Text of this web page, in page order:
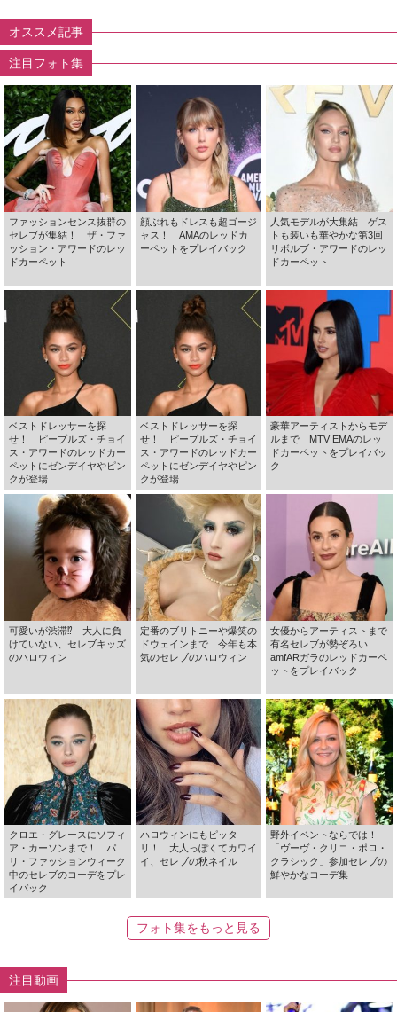
オススメ記事
注目フォト集
ファッションセンス抜群の
セレブが集結！ ザ・ファ
ッション・アワードのレッ
ドカーペット
顔ぶれもドレスも超ゴージ
ャス！ AMAのレッドカ
ーペットをプレイバック
人気モデルが大集結 ゲス
トも装いも華やかな第3回
リボルブ・アワードのレッ
ドカーペット
ベストドレッサーを探
せ！ ピープルズ・チョイ
ス・アワードのレッドカー
ペットにゼンデイヤやピン
クが登場
ベストドレッサーを探
せ！ ピープルズ・チョイ
ス・アワードのレッドカー
ペットにゼンデイヤやピン
クが登場
豪華アーティストからモデ
ルまで MTV EMAのレッ
ドカーペットをプレイバッ
ク
可愛いが渋滞⁉ 大人に負
けていない、セレブキッズ
のハロウィン
定番のブリトニーや爆笑の
ドウェインまで 今年も本
気のセレブのハロウィン
女優からアーティストまで
有名セレブが勢ぞろい
amfARガラのレッドカーペ
ットをプレイバック
クロエ・グレースにソフィ
ア・カーソンまで！ パ
リ・ファッションウィーク
中のセレブのコーデをプレ
イバック
ハロウィンにもピッタ
リ！ 大人っぽくてカワイ
イ、セレブの秋ネイル
野外イベントならでは！
「ヴーヴ・クリコ・ポロ・
クラシック」参加セレブの
鮮やかなコーデ集
フォト集をもっと見る
注目動画